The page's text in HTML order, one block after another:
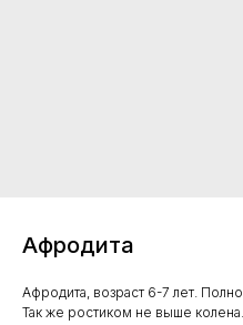
Афродита
Афродита, возраст 6-7 лет.
Так же ростиком не выше